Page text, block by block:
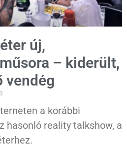
új,
– kiderült,
vendég
a korábbi
hasonló reality talkshow, a